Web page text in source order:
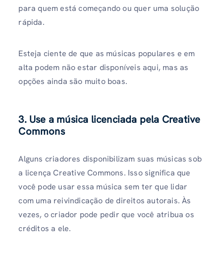
para quem está começando ou quer uma solução
rápida.
Esteja ciente de que as músicas populares e em
alta podem não estar disponíveis aqui, mas as
opções ainda são muito boas.
3. Use a música licenciada pela Creative
Commons
Alguns criadores disponibilizam suas músicas sob
a licença Creative Commons. Isso significa que
você pode usar essa música sem ter que lidar
com uma reivindicação de direitos autorais. Às
vezes, o criador pode pedir que você atribua os
créditos a ele.